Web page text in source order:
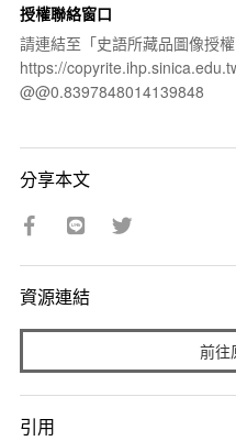
授權聯絡窗口
請連結至「史語所藏品圖像授
https://
@@0.8397848014139848
分享本文
資源連結
前往
引用